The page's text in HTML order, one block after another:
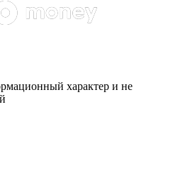
характер и не